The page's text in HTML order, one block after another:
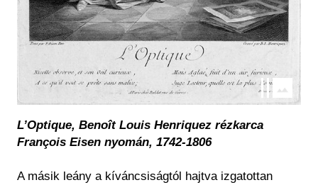
L’Optique, Benoît Louis Henriquez rézkarca
François Eisen nyomán, 1742-1806
A másik leány a kíváncsiságtól hajtva izgatottan